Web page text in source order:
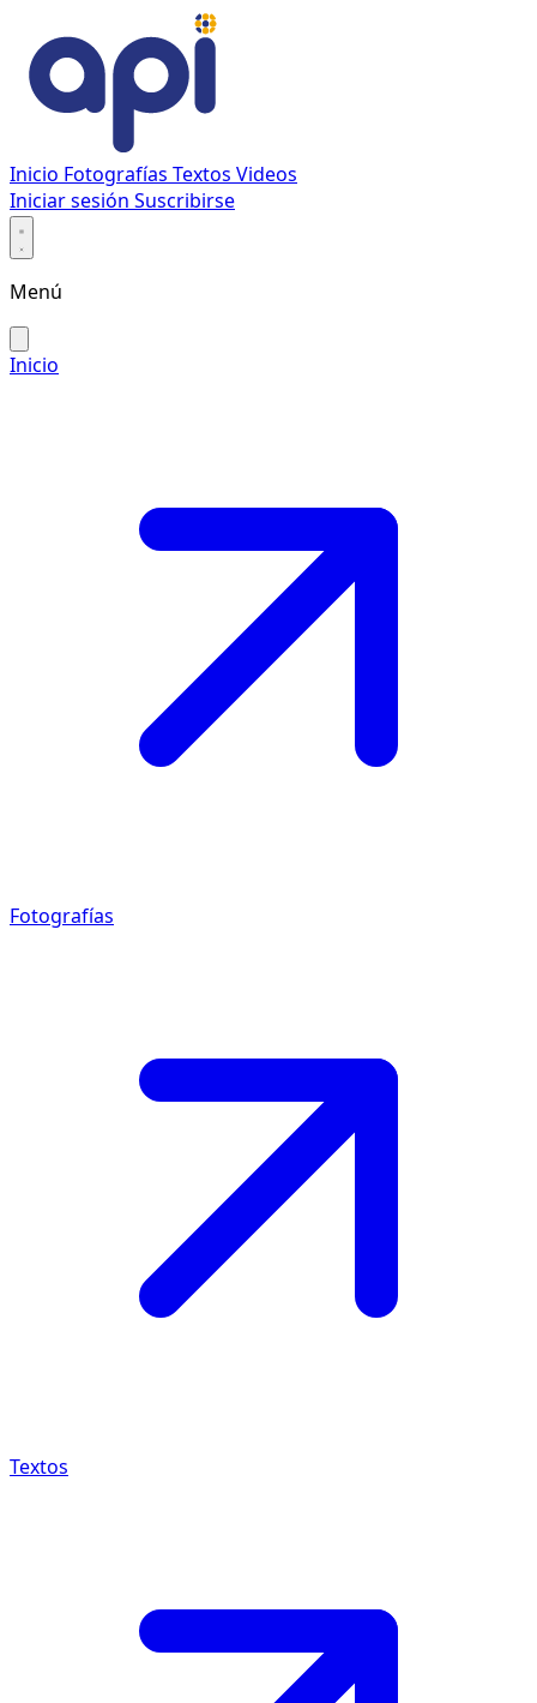
Inicio Fotografías Textos Videos
Iniciar sesión Suscribirse
Menú
Inicio
Fotografías
Textos